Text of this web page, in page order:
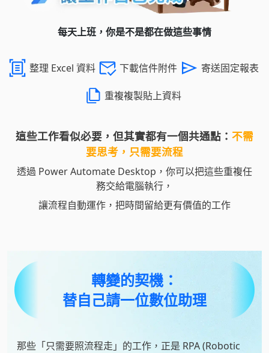
每天上班，你是不是都在做這些事情
整理 Excel 資料 下載信件附件 寄送固定報表
重複複製貼上資料
這些工作看似必要，但其實都有一個共通點： 不需
要思考，只需要流程
透過 Power Automate Desktop，你可以把這些重複任
務交給電腦執行，
讓流程自動運作，把時間留給更有價值的工作
轉變的契機：
替自己請一位數位助理
那些「只需要照流程走」的工作，正是 RPA (Robotic